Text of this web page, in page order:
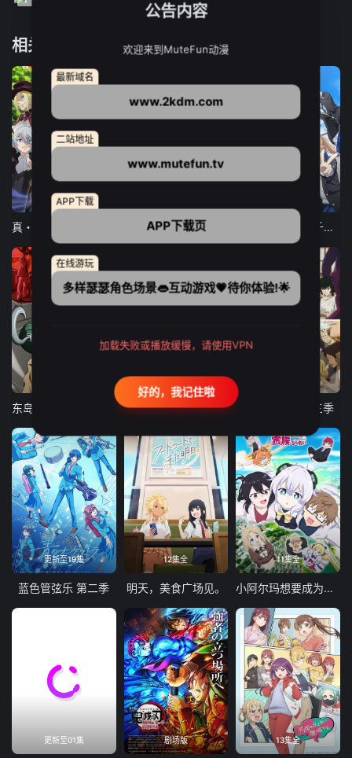
相关推荐
12集全
东京猫猫 NEW～♡ 弹珠汽水瓶里的千岁同学
更新至21集
古诺希亚 致不灭的你 第三季
更新至19集
蓝色管弦乐 第二季
12集全
明天，美食广场见。
11集全
小阿尔玛想要成为家人
更新至01集 剧场版 13集全
公告内容
欢迎来到MuteFun动漫
最新域名
www.2kdm.com
二站地址
www.mutefun.tv
APP下载
APP下载页
在线游玩
多样瑟瑟角色场景👄互动游戏💗待你体验!🌟
加载失败或播放缓慢，请使用VPN
好的，我记住啦